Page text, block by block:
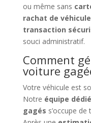
ou même sans
rachat de
transaction
souci administratif.
Comment
voiture
Votre véhicule est
Notre équipe
gagés s’occupe